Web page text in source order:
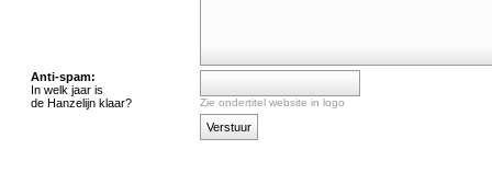
Anti-spam:
In welk jaar is
de Hanzelijn klaar?
Zie ondertitel website in logo